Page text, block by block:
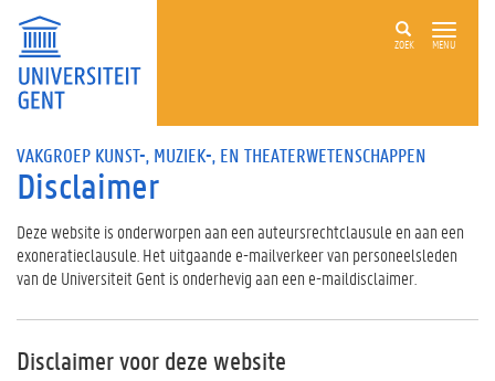
ZOEK MENU
VAKGROEP KUNST-, MUZIEK-, EN THEATERWETENSCHAPPEN
Disclaimer
Deze website is onderworpen aan een auteursrechtclausule en aan een
exoneratieclausule. Het uitgaande e-mailverkeer van personeelsleden
van de Universiteit Gent is onderhevig aan een e-maildisclaimer.
Disclaimer voor deze website